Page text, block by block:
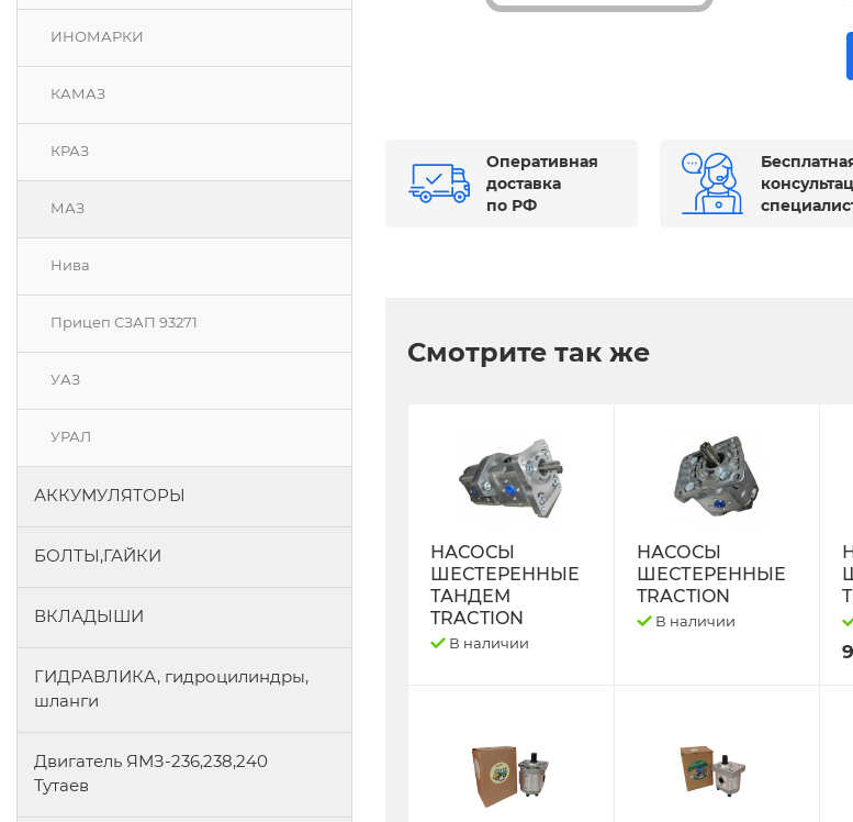
ИНОМАРКИ
КАМАЗ
КРАЗ
МАЗ
Нива
Прицеп СЗАП 93271
УАЗ
УРАЛ
АККУМУЛЯТОРЫ
БОЛТЫ,ГАЙКИ
ВКЛАДЫШИ
ГИДРАВЛИКА, гидроцилиндры,
шланги
Двигатель ЯМЗ-236,238,240
Тутаев
Оперативная
доставка
по РФ
Смотрите так же
НАСОСЫ
ШЕСТЕРЕННЫЕ
ТАНДЕМ
TRACTION
В наличии
НАСОСЫ
ШЕСТЕРЕННЫЕ
TRACTION
В наличии